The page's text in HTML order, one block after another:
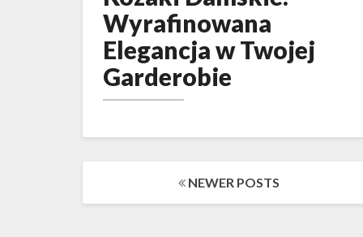
Wyrafinowana
Elegancja
w
Wyrafinowana
Elegancja w Twojej
Garderobie
navigation
NEWER POSTS